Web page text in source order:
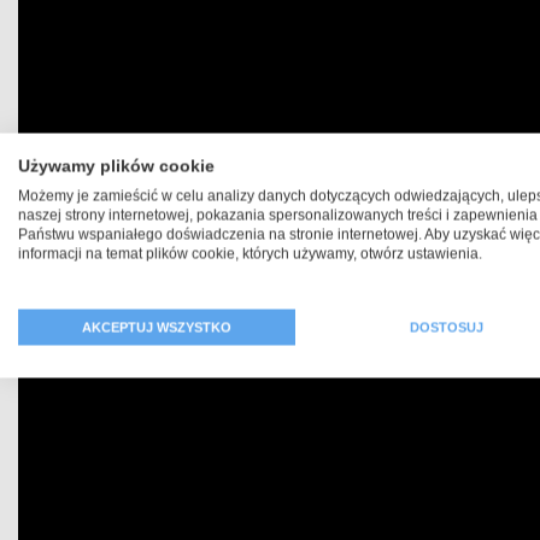
Używamy plików cookie
Możemy je zamieścić w celu analizy danych dotyczących odwiedzających,
naszej strony internetowej, pokazania spersonalizowanych treści i zapewnienia
Państwu wspaniałego doświadczenia na stronie internetowej. Aby uzyskać
informacji na temat plików cookie, których używamy, otwórz ustawienia.
AKCEPTUJ WSZYSTKO DOSTOSUJ